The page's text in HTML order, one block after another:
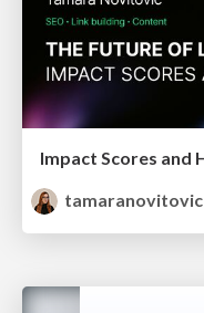
tamaranovitovic